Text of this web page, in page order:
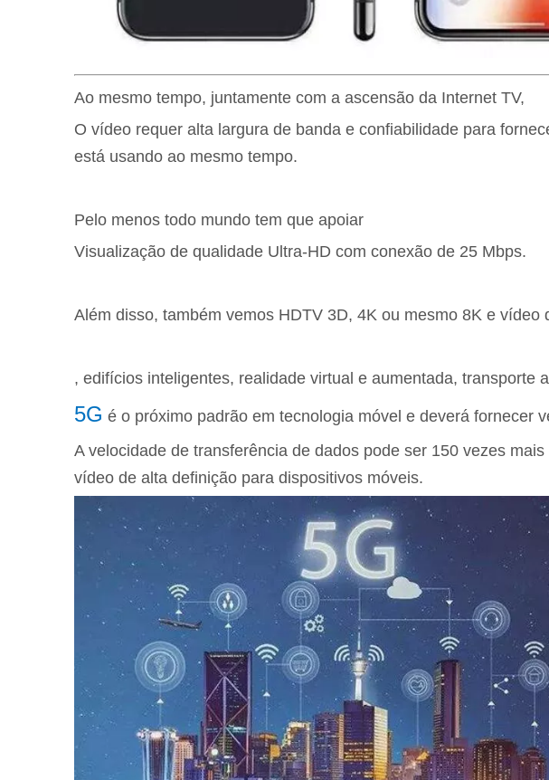
Ao mesmo tempo, juntamente com a ascensão da Internet TV,
O vídeo requer alta largura de banda e confiabilidade para
está usando ao mesmo tempo.
Pelo menos todo mundo tem que apoiar
Visualização de qualidade Ultra-HD com conexão de 25 Mbps.
Além disso, também vemos HDTV 3D, 4K ou mesmo 8K e
, edifícios inteligentes, realidade virtual e aumentada, transporte
5G é o próximo padrão em tecnologia móvel e deverá fornecer
A velocidade de transferência de dados pode ser 150 vezes
vídeo de alta definição para dispositivos móveis.